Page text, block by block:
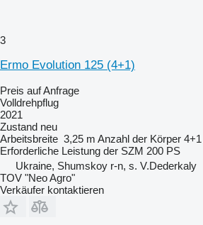
3
Ermo Evolution 125 (4+1)
Preis auf Anfrage
Volldrehpflug
2021
Zustand neu
Arbeitsbreite 3,25 m Anzahl der Körper 4+1
Erforderliche Leistung der SZM 200 PS
Ukraine, Shumskoy r-n, s. V.Dederkaly
TOV "Neo Agro"
Verkäufer kontaktieren